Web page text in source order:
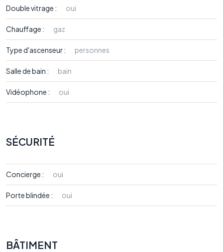
Double vitrage : oui
Chauffage : gaz
Type d'ascenseur : personnes
Salle de bain : bain
Vidéophone : oui
SÉCURITÉ
Concierge : oui
Porte blindée : oui
BÂTIMENT